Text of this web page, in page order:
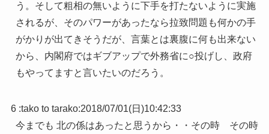
う。そして粗相の無いように下手を打たないように実施
されるが、そのパワーがあったなら拉致問題も何かの手
がかりが出てきそうだが、言葉とは裏腹に何も出来ない
から、内閣府ではギブアップで外務省に○投げし、政府
もやってますと言いたいのだろう。
6 :tako to tarako:2018/07/01(日)10:42:33
今までも 北の係はあったと思うから・・その時 その時